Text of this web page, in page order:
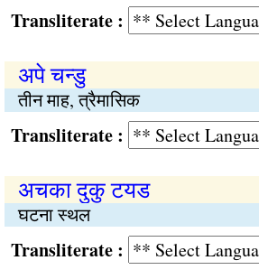
:
अपे चन्डु
तीन माह, त्रैमासिक
:
अचका दुकु टयड
घटना स्थल
: